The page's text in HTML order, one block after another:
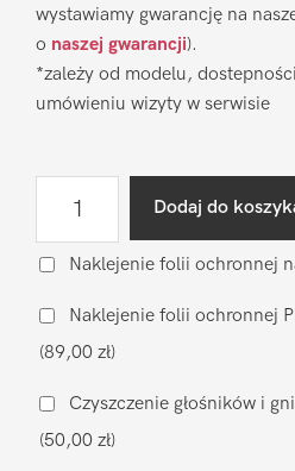
wystawiamy gwarancję na
o naszej gwarancji).
*zależy od modelu,
umówieniu wizyty w serwisie
wyświetlacza
Motorola
Moto
G55
Dodaj do
Naklejenie folii ochronnej
Naklejenie folii ochronnej
(89,00 zł)
Czyszczenie głośników i
(50,00 zł)